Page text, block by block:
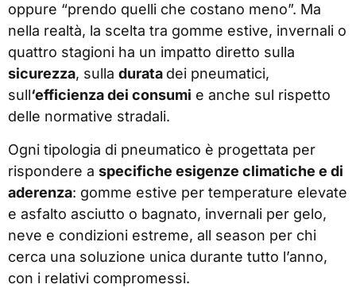
oppure “prendo quelli che costano meno”. Ma
nella realtà, la scelta tra gomme estive, invernali o
quattro stagioni ha un impatto diretto sulla
sicurezza, sulla durata dei pneumatici,
sull‘efficienza dei consumi e anche sul rispetto
delle normative stradali.
Ogni tipologia di pneumatico è progettata per
rispondere a specifiche esigenze climatiche e di
aderenza: gomme estive per temperature elevate
e asfalto asciutto o bagnato, invernali per gelo,
neve e condizioni estreme, all season per chi
cerca una soluzione unica durante tutto l’anno,
con i relativi compromessi.